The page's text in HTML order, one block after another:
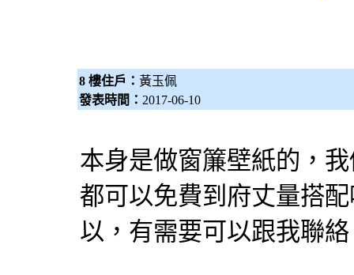
8 樓住戶： 黃玉佩
發表時間： 2017-06-10
本身是做窗簾壁紙的，
都可以免費到府丈量搭
以，有需要可以跟我聯